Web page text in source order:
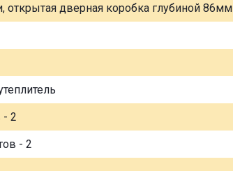
открытая дверная коробка глубиной 86мм
- 2
- 2